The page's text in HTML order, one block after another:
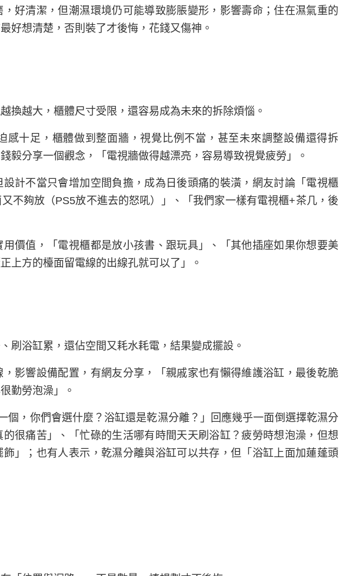
好清潔，但潮濕環境仍可能導致膨脹變形，影響壽命；住在濕氣重的
好想清楚，否則裝了才後悔，花錢又傷神。
換越大，櫃體尺寸受限，還容易成為未來的拆除煩惱。
感十足，櫃體做到整面牆，視覺比例不當，甚至未來調整設備還得拆
毅分享一個觀念，「電視牆做得越漂亮，容易導致視覺疲勞」。
計不當只會增加空間負擔，成為日後頭痛的裝潢，網友討論「電視櫃
不夠放（PS5放不進去的怒吼）」、「我們家一樣有電視櫃+茶几，後
價值，「電視櫃都是放小孩書、跟玩具」、「其他插座如果你想要美
上方的檯面留電線的出線孔就可以了」。
刷浴缸累，還佔空間又耗水耗電，結果變成擺設。
影響設備配置，有網友分享，「親戚家也有懶得維護浴缸，最後乾脆
勤勞泡澡」。
個，你們會選什麼？浴缸還是乾濕分離？」回應幾乎一面倒選擇乾濕分
很痛苦」、「忙碌的生活哪有時間天天刷浴缸？疲勞時想泡澡，但想
」；也有人表示，乾濕分離與浴缸可以共存，但「浴缸上面加蓮蓬頭